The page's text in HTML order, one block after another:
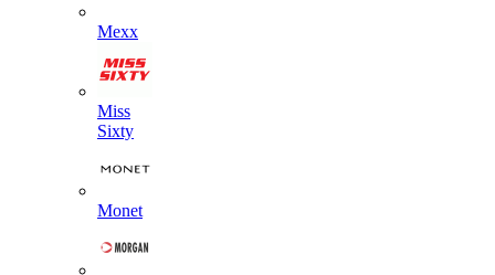
Mexx
Miss
Sixty
Monet